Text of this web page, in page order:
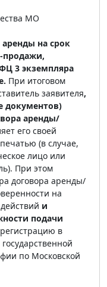
МО
на срок
продажи,
3 экземпляра
При итоговом
заявителя,
документов)
аренды/
его своей
(в случае,
лицо или
При этом
договора аренды/
на
и
подачи
в
по Московской